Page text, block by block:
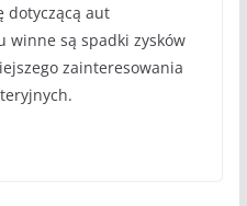
dotyczącą aut
winne są spadki zysków
zainteresowania